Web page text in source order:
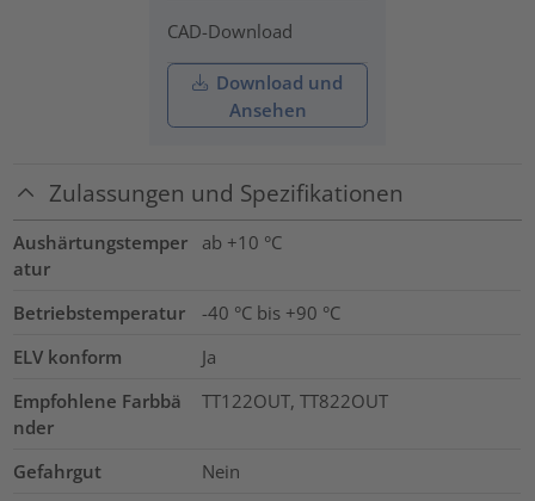
CAD-Download
Download und
Ansehen
Zulassungen und Spezifikationen
Aushärtungstemper
atur
ab +10 °C
Betriebstemperatur
-40 °C bis +90 °C
ELV konform
Ja
Empfohlene Farbbä
nder
TT122OUT, TT822OUT
Gefahrgut
Nein